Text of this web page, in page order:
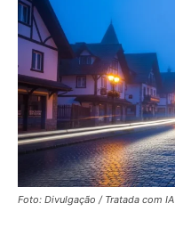
Foto: Divulgação / Tratada com IA